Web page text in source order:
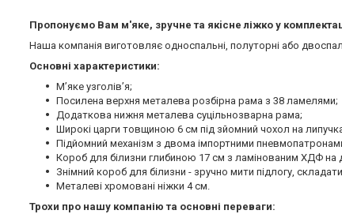
Пропонуємо Вам м'яке, зручне та якiсне ліжко у
Наша компанія виготовляє односпальні, полуторні або
Основні характеристики:
М’яке узголів’я;
Посилена верхня металева розбірна рама з 38 ламелями;
Додаткова нижня металева суцільнозварна рама;
Широкі царги товщиною 6 см під зйомний чохол на
Підйомний механізм з двома імпортними
Короб для білизни глибиною 17 см з ламінованим ХДФ на
Знімний короб для білизни - зручно мити підлогу, складати
Металеві хромовані ніжки 4 см.
Трохи про нашу компанію та основні переваги: